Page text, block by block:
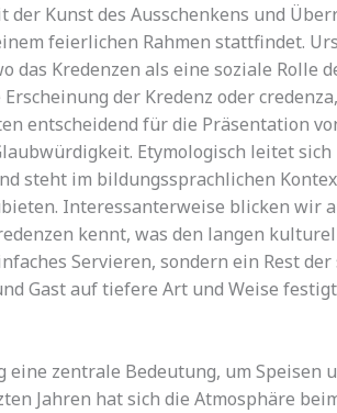
Kunst des Ausschenkens und
feierlichen Rahmen stattfindet.
das Kredenzen als eine soziale Rolle
der Kredenz oder
entscheidend für die Präsentation
Etymologisch leitet sich
steht im bildungssprachlichen
Interessanterweise blicken wir
kennt, was den langen
Servieren, sondern ein Rest der
Gast auf tiefere Art und Weise
zentrale Bedeutung, um Speisen
Jahren hat sich die Atmosphäre